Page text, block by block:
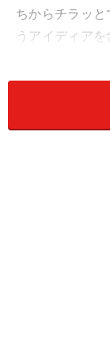
ちからチラッ
うアイディア
それでなくて
ス近辺では人